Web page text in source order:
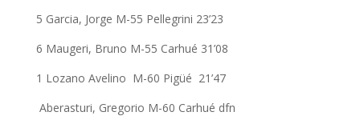
5 Garcia, Jorge M-55 Pellegrini 23’23
6 Maugeri, Bruno M-55 Carhué 31’08
1 Lozano Avelino M-60 Pigüé 21’47
Aberasturi, Gregorio M-60 Carhué dfn